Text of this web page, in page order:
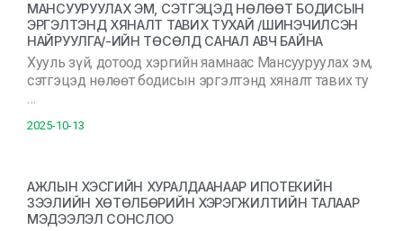
МАНСУУРУУЛАХ ЭМ, СЭТГЭЦЭД НӨЛӨӨТ БОДИСЫН
ЭРГЭЛТЭНД ХЯНАЛТ ТАВИХ ТУХАЙ /ШИНЭЧИЛСЭН
НАЙРУУЛГА/-ИЙН ТӨСӨЛД САНАЛ АВЧ БАЙНА
Хууль зүй, дотоод хэргийн яамнаас Мансууруулах эм,
сэтгэцэд нөлөөт бодисын эргэлтэнд хяналт тавих ту
…
2025-10-13
АЖЛЫН ХЭСГИЙН ХУРАЛДААНААР ИПОТЕКИЙН
ЗЭЭЛИЙН ХӨТӨЛБӨРИЙН ХЭРЭГЖИЛТИЙН ТАЛААР
МЭДЭЭЛЭЛ СОНСЛОО